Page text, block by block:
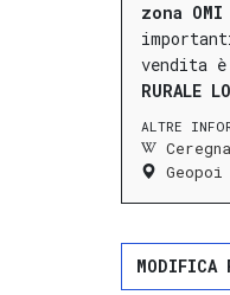
zona OMI
vendita
RURALE
ALTRE
Geopoi
MODIFICA